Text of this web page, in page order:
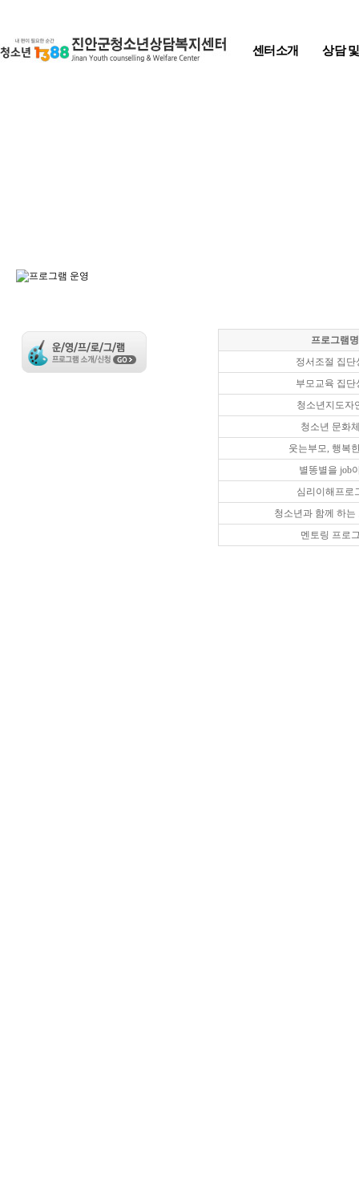
센터소개 상담
프로그램명
정서조절 집단
부모교육 집단
청소년지도자
청소년 문화
웃는부모, 행복
별똥별을 job
심리이해프로
청소년과 함께 하는
멘토링 프로